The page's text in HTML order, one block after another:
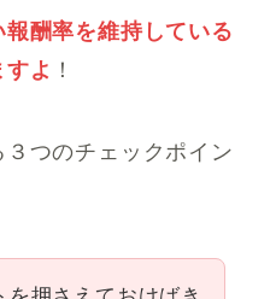
酬率を維持している
よ ！
つのチェックポイン